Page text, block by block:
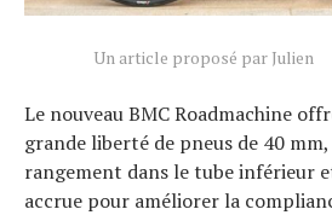
Un article proposé par Julien
Le nouveau BMC Roadmachine
grande liberté de pneus de 40 mm,
rangement dans le tube inférieur
accrue pour améliorer la
Tests de produits
Tous nos articles